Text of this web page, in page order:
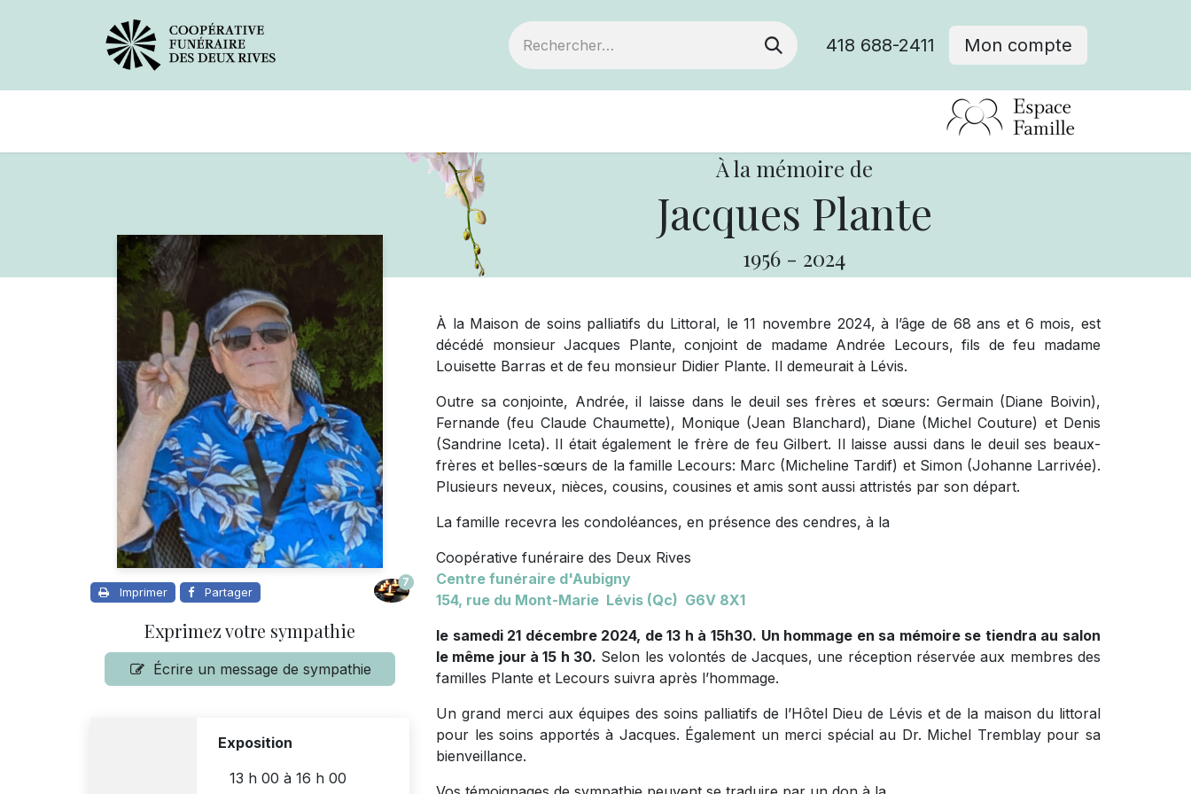
418 688-2411 Mon compte
À la mémoire de
Jacques Plante
1956 - 2024
Imprimer Partager
7
Exprimez votre sympathie
Écrire un message de sympathie
Exposition
13 h 00 à 16 h 00
À la Maison de soins palliatifs du Littoral, le 11 novembre 2024, à l’âge de 68 ans et 6 mois, est
décédé monsieur Jacques Plante, conjoint de madame Andrée Lecours, fils de feu madame
Louisette Barras et de feu monsieur Didier Plante. Il demeurait à Lévis.
Outre sa conjointe, Andrée, il laisse dans le deuil ses frères et sœurs: Germain (Diane Boivin),
Fernande (feu Claude Chaumette), Monique (Jean Blanchard), Diane (Michel Couture) et Denis
(Sandrine Iceta). Il était également le frère de feu Gilbert. Il laisse aussi dans le deuil ses beaux-
frères et belles-sœurs de la famille Lecours: Marc (Micheline Tardif) et Simon (Johanne Larrivée).
Plusieurs neveux, nièces, cousins, cousines et amis sont aussi attristés par son départ.
La famille recevra les condoléances, en présence des cendres, à la
Coopérative funéraire des Deux Rives
Centre funéraire d'Aubigny
154, rue du Mont-Marie Lévis (Qc) G6V 8X1
le samedi 21 décembre 2024, de 13 h à 15h30. Un hommage en sa mémoire se tiendra au salon
le même jour à 15 h 30. Selon les volontés de Jacques, une réception réservée aux membres des
familles Plante et Lecours suivra après l’hommage.
Un grand merci aux équipes des soins palliatifs de l’Hôtel Dieu de Lévis et de la maison du littoral
pour les soins apportés à Jacques. Également un merci spécial au Dr. Michel Tremblay pour sa
bienveillance.